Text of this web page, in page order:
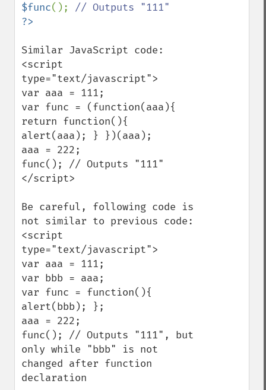
$func();
Similar JavaScript code:
<script
type="text/javascript">
var aaa = 111;
var func = (function(aaa){
return function(){
alert(aaa); } })(aaa);
aaa = 222;
func(); // Outputs "111"
</script>
Be careful, following code is
not similar to previous code:
<script
type="text/javascript">
var aaa = 111;
var bbb = aaa;
var func = function(){
alert(bbb); };
aaa = 222;
func(); // Outputs "111", but
only while "bbb" is not
changed after function
declaration